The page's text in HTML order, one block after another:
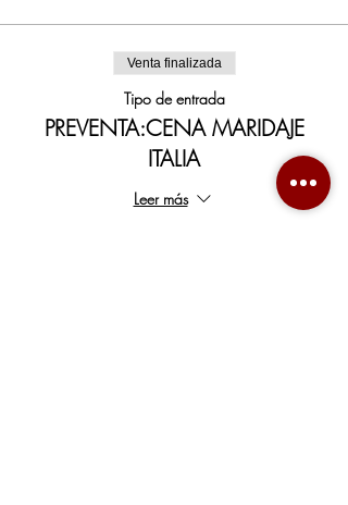
Venta finalizada
Tipo de entrada
PREVENTA:CENA MARIDAJE
ITALIA
Leer más